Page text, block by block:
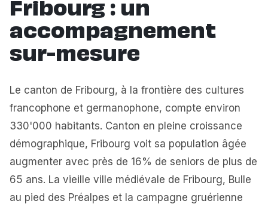
Fribourg : un
accompagnement
sur-mesure
Le canton de Fribourg, à la frontière des cultures
francophone et germanophone, compte environ
330'000 habitants. Canton en pleine croissance
démographique, Fribourg voit sa population âgée
augmenter avec près de 16% de seniors de plus de
65 ans. La vieille ville médiévale de Fribourg, Bulle
au pied des Préalpes et la campagne gruérienne